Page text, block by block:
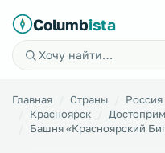
Columbista
Главная Страны Россия
Красноярск
Башня «Красноярский